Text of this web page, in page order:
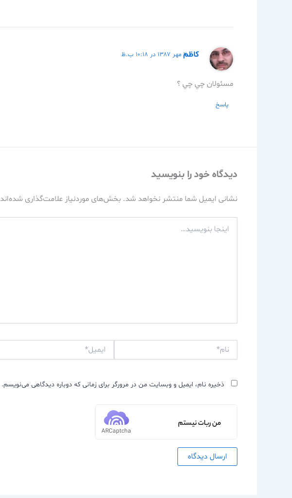
كاظم
۲ مهر ۱۳۸۷ در ۱۰:۱۸ ب.ظ
مسئولان چي چي ؟
پاسخ
دیدگاه‌ خود را بنویسید
نشانی ایمیل شما منتشر نخواهد شد. بخش‌های موردنیاز علامت‌گذاری شده‌اند
بنویسید…
ذخیره نام، ایمیل و وبسایت من در مرورگر برای زمانی که دوباره دیدگاهی می‌نویسم.
من ربات نیستم
ARCaptcha